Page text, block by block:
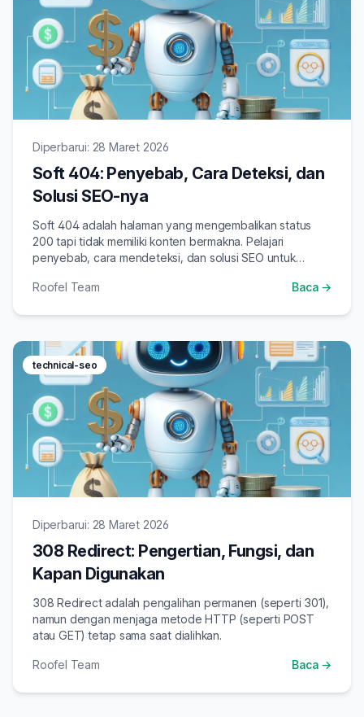
Diperbarui: 28 Maret 2026
Soft 404: Penyebab, Cara Deteksi, dan
Solusi SEO-nya
Soft 404 adalah halaman yang mengembalikan status
200 tapi tidak memiliki konten bermakna. Pelajari
penyebab, cara mendeteksi, dan solusi SEO untuk
Roofel Team
Baca →
technical-seo
Diperbarui: 28 Maret 2026
308 Redirect: Pengertian, Fungsi, dan
Kapan Digunakan
308 Redirect adalah pengalihan permanen (seperti 301),
namun dengan menjaga metode HTTP (seperti POST
atau GET) tetap sama saat dialihkan.
Roofel Team Baca →